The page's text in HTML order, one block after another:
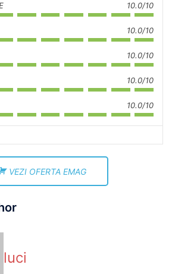
10.0/10
10.0/10
10.0/10
10.0/10
10.0/10
VEZI OFERTA EMAG
luci